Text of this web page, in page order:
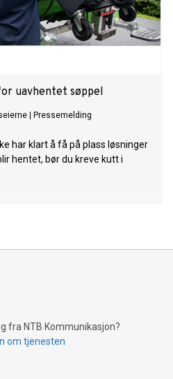
uavhentet søppel
Pressemelding
har klart å få på plass løsninger
hentet, bør du kreve kutt i
fra NTB Kommunikasjon?
om tjenesten